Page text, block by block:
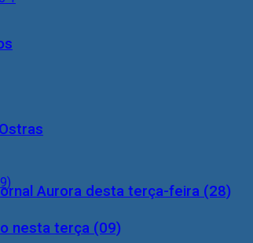
nesta terça (09)
Aurora desta terça-feira (28)